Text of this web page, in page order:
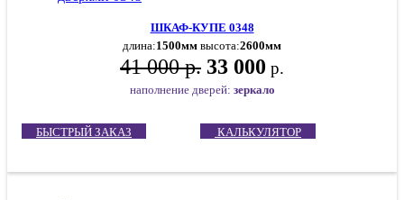
ШКАФ-КУПЕ 0348
длина:1500мм высота:2600мм
41 000 р. 33 000 р.
наполнение дверей: зеркало
БЫСТРЫЙ ЗАКАЗ КАЛЬКУЛЯТОР